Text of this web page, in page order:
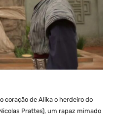
coração de Alika o herdeiro do
Prattes), um rapaz mimado